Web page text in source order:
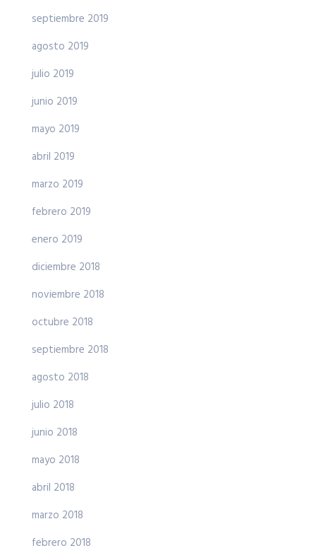
septiembre 2019
agosto 2019
julio 2019
junio 2019
mayo 2019
abril 2019
marzo 2019
febrero 2019
enero 2019
diciembre 2018
noviembre 2018
octubre 2018
septiembre 2018
agosto 2018
julio 2018
junio 2018
mayo 2018
abril 2018
marzo 2018
febrero 2018